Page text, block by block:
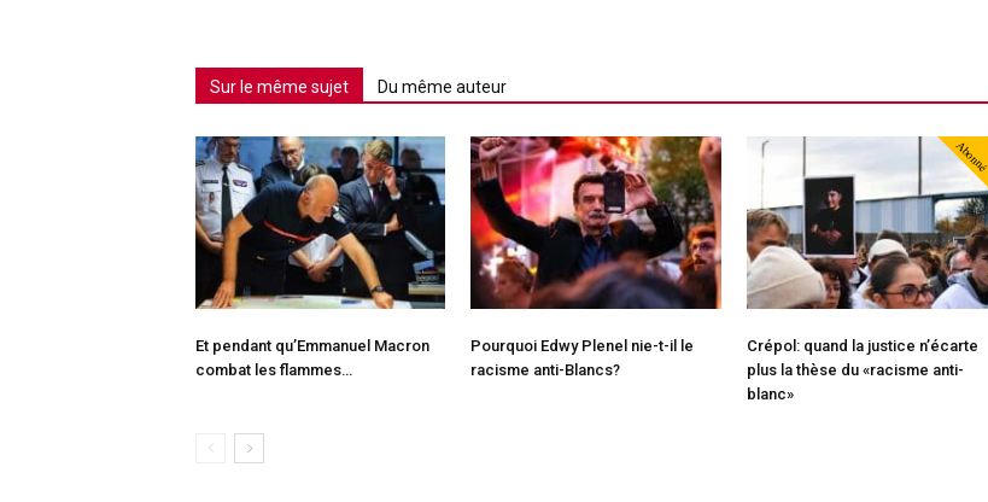
Sur le même sujet Du même auteur
Et pendant qu’Emmanuel Macron
combat les flammes…
Pourquoi Edwy Plenel nie-t-il le
racisme anti-Blancs?
Abonné
Crépol: quand la justice n’écarte
plus la thèse du «racisme anti-
blanc»